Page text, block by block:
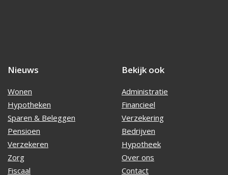
Nieuws
Wonen
Hypotheken
Sparen & Beleggen
Pensioen
Verzekeren
Zorg
Fiscaal
Bekijk ook
Administratie
Financieel
Verzekering
Bedrijven
Hypotheek
Over ons
Contact